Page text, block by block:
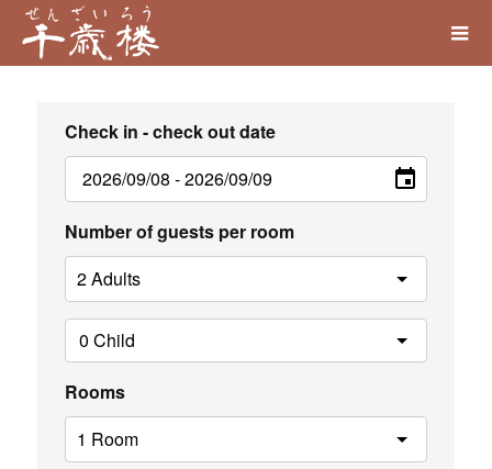
Check in - check out date
Number of guests per room
Rooms